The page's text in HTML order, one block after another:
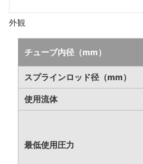
外観
チューブ内径（mm）
スプラインロッド径（mm）
使用流体
最低使用圧力